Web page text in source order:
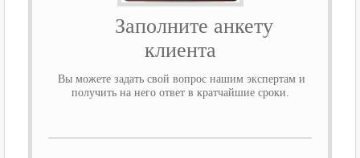
Заполните анкету
клиента
Вы можете задать свой вопрос нашим экспертам и
получить на него ответ в кратчайшие сроки.